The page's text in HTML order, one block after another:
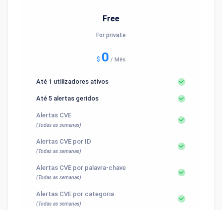
Free
For private
$ 0 / Mês
Até 1 utilizadores ativos
Até 5 alertas geridos
Alertas CVE
(Todas as semanas)
Alertas CVE por ID
(Todas as semanas)
Alertas CVE por palavra-chave
(Todas as semanas)
Alertas CVE por categoria
(Todas as semanas)